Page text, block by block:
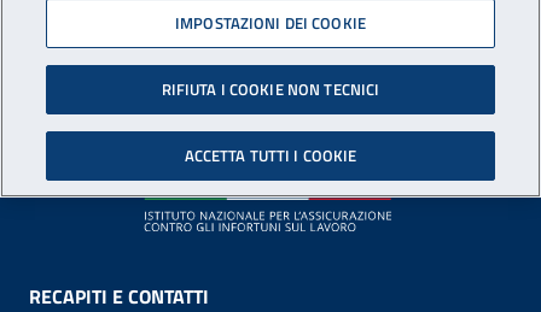
Footer
RECAPITI E CONTATTI
IMPOSTAZIONI DEI COOKIE
RIFIUTA I COOKIE NON TECNICI
ACCETTA TUTTI I COOKIE